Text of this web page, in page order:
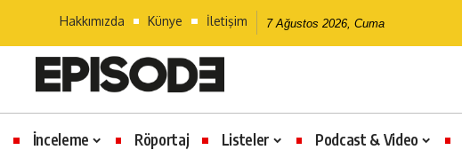
Hakkımızda Künye İletişim 7 Ağustos 2026, Cuma
İnceleme Röportaj Listeler Podcast & Video